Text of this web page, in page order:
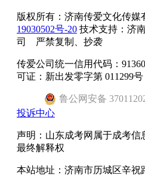
版权所有： 济南传爱文化传媒
19030502号-20 技术支持：济
司 严禁复制、抄袭
传爱公司统一信用代码：
可证：新出发零字第 011299号
鲁公网安备
投诉中心
声明：山东成考网属于成考信
最终解释权
本站地址：济南市历城区辛祝